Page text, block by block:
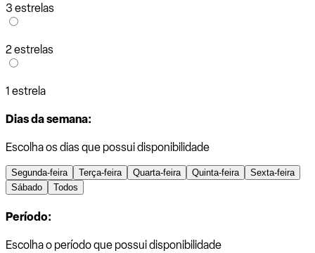
3 estrelas
2 estrelas
1 estrela
Dias da semana:
Escolha os dias que possui disponibilidade
Segunda-feira Terça-feira Quarta-feira Quinta-feira
Sexta-feira
Sábado
Todos
Período:
Escolha o período que possui disponibilidade